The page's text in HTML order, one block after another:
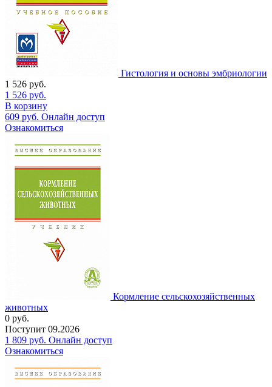
Гистология и основы эмбриологии
1 526 руб.
1 526 руб.
В корзину
609 руб. Онлайн доступ
Ознакомиться
Кормление сельскохозяйственных
животных
0 руб.
Поступит 09.2026
1 809 руб. Онлайн доступ
Ознакомиться